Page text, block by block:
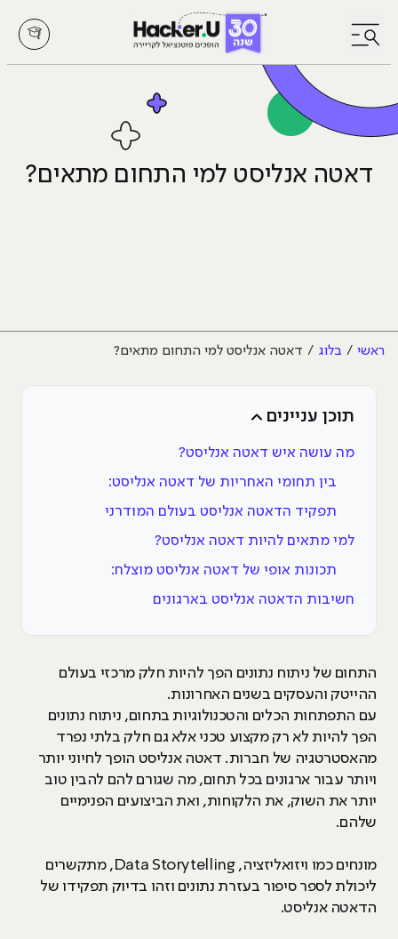
לחץ לפתיחת/סגירת תפריט
דאטה אנליסט למי התחום מתאים?
ראשי בלוג דאטה אנליסט למי התחום מתאים?
תוכן עניינים
מה עושה איש דאטה אנליסט?
בין תחומי האחריות של דאטה אנליסט:
תפקיד הדאטה אנליסט בעולם המודרני
למי מתאים להיות דאטה אנליסט?
תכונות אופי של דאטה אנליסט מוצלח:
חשיבות הדאטה אנליסט בארגונים
התחום של ניתוח נתונים הפך להיות חלק מרכזי בעולם
ההייטק והעסקים בשנים האחרונות.
עם התפתחות הכלים והטכנולוגיות בתחום, ניתוח נתונים
הפך להיות לא רק מקצוע טכני אלא גם חלק בלתי נפרד
מהאסטרטגיה של חברות. דאטה אנליסט הופך לחיוני יותר
ויותר עבור ארגונים בכל תחום, מה שגורם להם להבין טוב
יותר את השוק, את הלקוחות, ואת הביצועים הפנימיים
שלהם.
מונחים כמו ויזואליזציה, Data Storytelling, מתקשרים
ליכולת לספר סיפור בעזרת נתונים וזהו בדיוק תפקידו של
הדאטה אנליסט.